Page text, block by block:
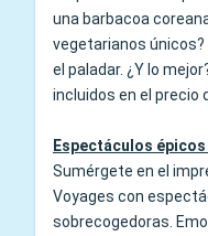
una barbacoa
vegetarianos
el paladar. ¿Y lo
incluidos en el precio
Espectáculos
Sumérgete en el
Voyages con
sobrecogedoras.